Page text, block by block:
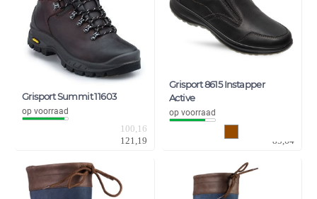
Grisport Summit 11603
op voorraad
100,16
121,19
Grisport 8615 Instapper
Active
op voorraad
85,64